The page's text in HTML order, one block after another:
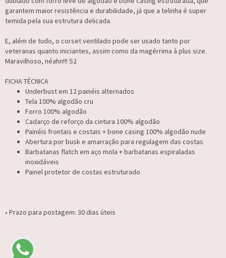
garantem maior resistência e durabilidade, já que a telinha é super
temida pela sua estrutura delicada.
E, além de tudo, o corset ventilado pode ser usado tanto por
veteranas quanto iniciantes, assim como da magérrima à plus size.
Maravilhoso, néahn!!! S2
FICHA TÉCNICA
Underbust em 12 painéis alternados
Tela 100% algodão cru
Forro 100% algodão
Cadarço de reforço da cintura 100% algodão
Painéis frontais e costais + bone casing 100% algodão nude
Abertura por busk e amarração para regulagem das costas
Barbatanas flatch em aço mola + barbatanas espiraladas
inoxidáveis
Painel protetor de costas estruturado
• Prazo para postagem: 30 dias úteis